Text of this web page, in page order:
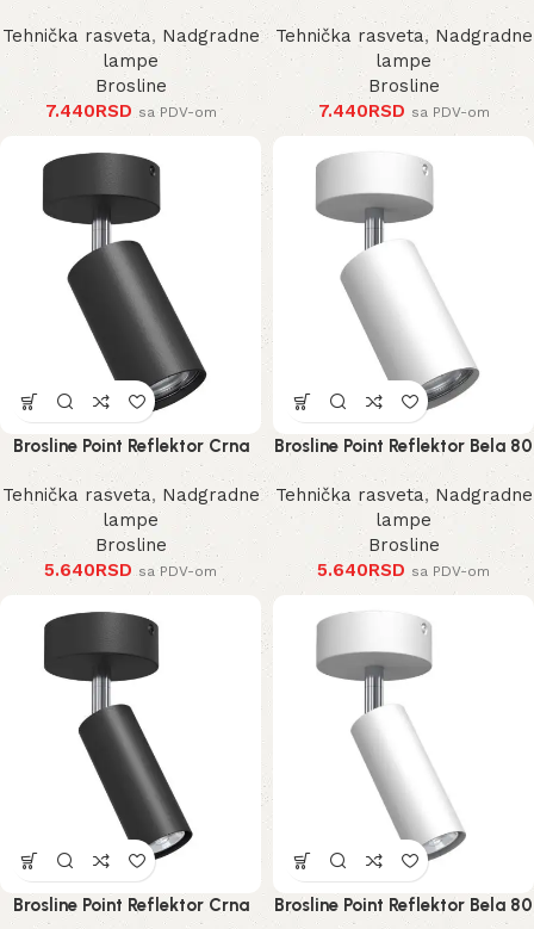
80 mm 170 mm 2288 mm
Tehnička rasveta, Nadgradne
lampe
Brosline
7.440RSD sa PDV-om
mm 170 mm 2289 mm
Tehnička rasveta, Nadgradne
lampe
Brosline
7.440RSD sa PDV-om
Brosline Point Reflektor Crna
80 mm 170 mm 2286 mm
Tehnička rasveta, Nadgradne
lampe
Brosline
5.640RSD sa PDV-om
Brosline Point Reflektor Bela 80
mm 170 mm 2287 mm
Tehnička rasveta, Nadgradne
lampe
Brosline
5.640RSD sa PDV-om
Brosline Point Reflektor Crna
Brosline Point Reflektor Bela 80